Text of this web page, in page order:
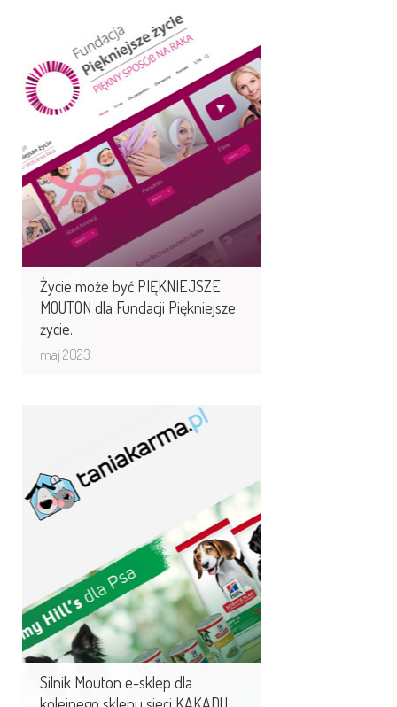
Życie może być PIĘKNIEJSZE.
MOUTON dla Fundacji Piękniejsze
życie.
maj 2023
Życie może być
PIĘKNIEJSZE. MOUTON dla
Fundacji Piękniejsze ...
Program „Piękniejsze życie” pomaga
kobietom, które przechodzą leczenie
onkologiczne. Program powstał
w Stanach ...
Silnik Mouton e-sklep dla
Silnik Mouton e-sklep dla
kolejnego sklepu sieci
KAKADU
Silnik Mouton e-sklep dla kolejnego
sklepu sieci KAKADU - taniakarma.pl
ma zapełnić lukę dyskontów
w branży karm ...